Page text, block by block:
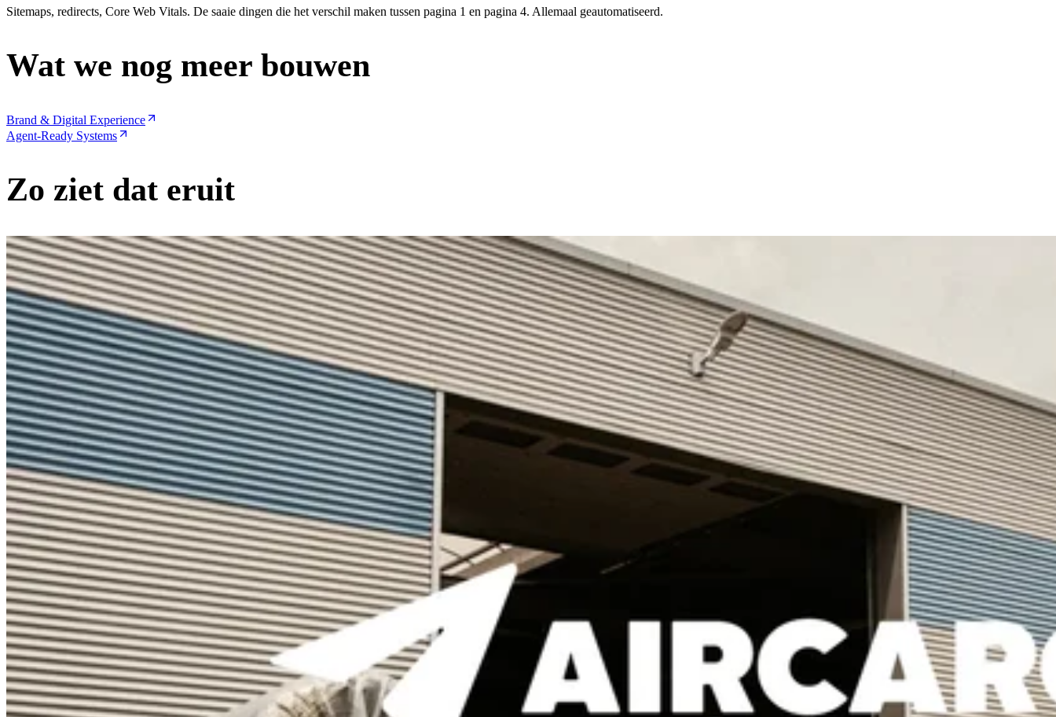
Sitemaps, redirects, Core Web Vitals. De saaie dingen die het verschil maken tussen pagina 1 en pagina 4. Allemaal geautomatiseerd.
Wat we nog meer bouwen
Brand & Digital Experience
Agent-Ready Systems
Zo ziet dat eruit